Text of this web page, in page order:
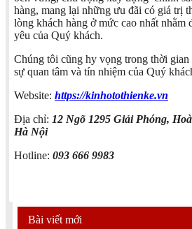
hàng, mang lại những ưu đãi có giá trị
lòng khách hàng ở mức cao nhất nhằm
yêu của Quý khách.
Chúng tôi cũng hy vọng trong thời gian
sự quan tâm và tín nhiệm của Quý
Website: https://kinhotothienke.vn
Địa chỉ: 12 Ngõ 1295 Giải Phóng,
Hà Nội
Hotline: 093 666 9983
Bài viết mới